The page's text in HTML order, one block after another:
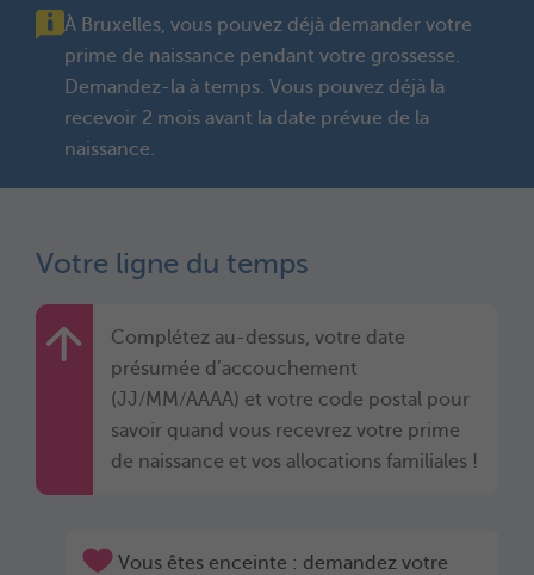
À Bruxelles, vous pouvez déjà demander votre
prime de naissance pendant votre grossesse.
Demandez-la à temps. Vous pouvez déjà la
recevoir 2 mois avant la date prévue de la
naissance.
Votre ligne du temps
Complétez au-dessus, votre date
présumée d’accouchement
(JJ/MM/AAAA) et votre code postal pour
savoir quand vous recevrez votre prime
de naissance et vos allocations familiales !
Vous êtes enceinte : demandez votre